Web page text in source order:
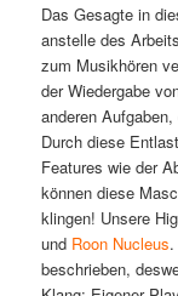
Das Gesagte in
anstelle des
zum Musikhören
der Wiedergabe
anderen
Durch diese
Features wie der
können diese
klingen! Unsere
und Roon Nucleus
beschrieben,